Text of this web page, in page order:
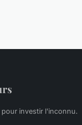
investir l'inconnu.